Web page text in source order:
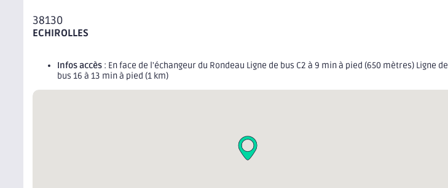
38130
ECHIROLLES
Infos accès : En face de l'échangeur du Rondeau Ligne de bus C2 à 9 min à pied (650 mètres) Ligne de
bus 16 à 13 min à pied (1 km)